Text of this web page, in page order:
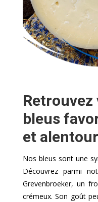
bleus
et
Nos bleus sont une
Découvrez parmi
Grevenbroeker, un
crémeux. Son goût